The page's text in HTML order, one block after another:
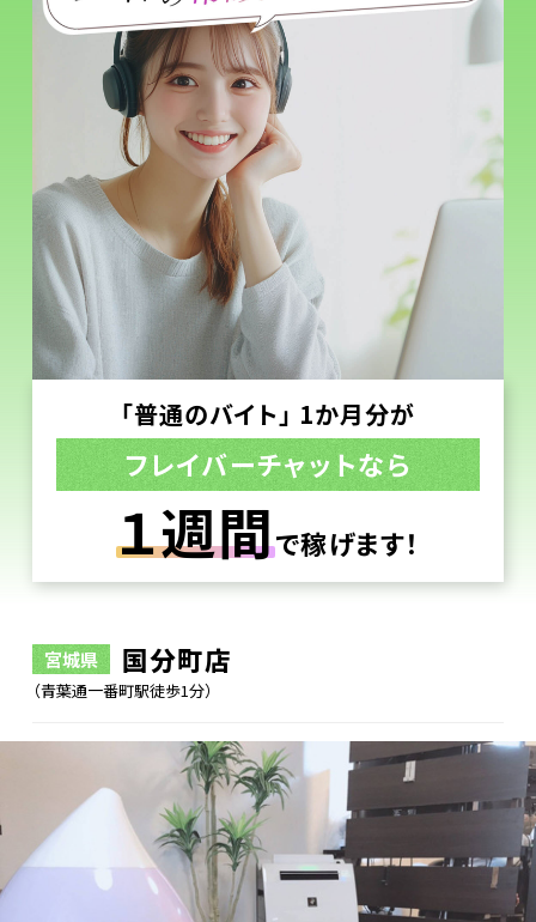
「普通のバイト」 1か月分が
フレイバーチャットなら
１週間で稼げます！
宮城県 国分町店
（青葉通一番町駅徒歩1分）